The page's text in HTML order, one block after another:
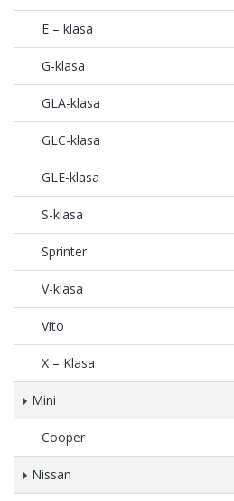
E – klasa
G-klasa
GLA-klasa
GLC-klasa
GLE-klasa
S-klasa
Sprinter
V-klasa
Vito
X – Klasa
Mini
Cooper
Nissan